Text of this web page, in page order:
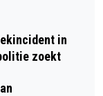
OP:
in
zoekt